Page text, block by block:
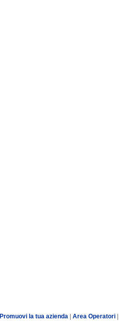
Promuovi la tua azienda Area Operatori